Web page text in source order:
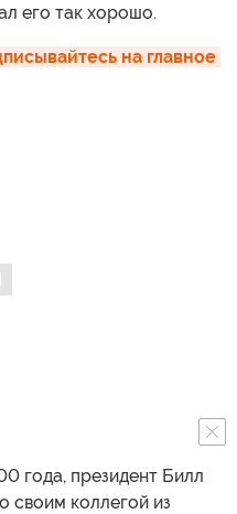
его так хорошо.
на главное
года, президент Билл
своим коллегой из